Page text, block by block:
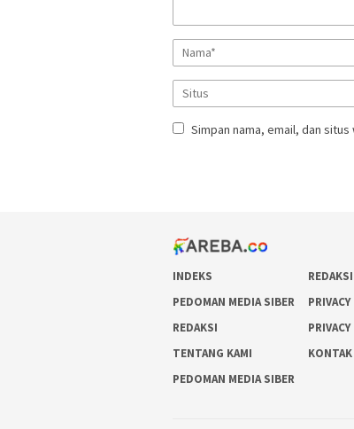
Simpan nama, email, dan
INDEKS REDAKSI
PEDOMAN MEDIA SIBER
REDAKSI
TENTANG KAMI
PEDOMAN MEDIA SIBER